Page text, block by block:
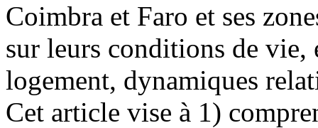
Coimbra et Faro et ses
sur leurs conditions de vie,
logement, dynamiques
Cet article vise à 1)